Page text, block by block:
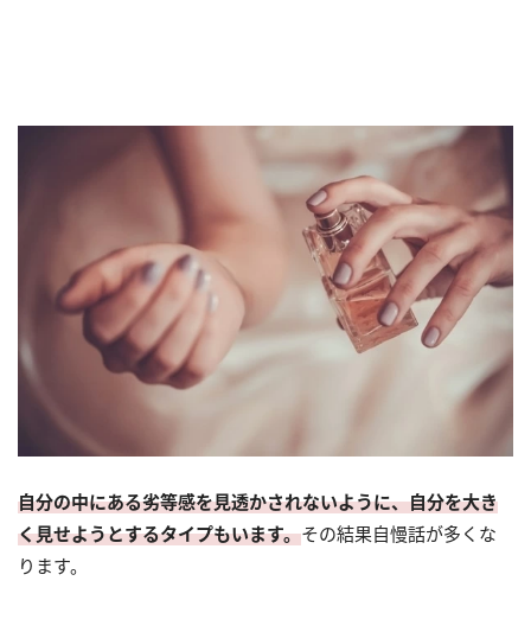
自分の中にある劣等感を見透かされないように、自分を大き
く見せようとするタイプもいます。その結果自慢話が多くな
ります。